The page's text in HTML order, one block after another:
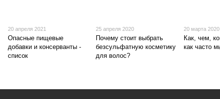
20 апреля 2021
Опасные пищевые
добавки и консерванты -
список
25 апреля 2020
Почему стоит выбрать
безсульфатную косметику
для волос?
20 марта 2020
Как, чем,
как часто